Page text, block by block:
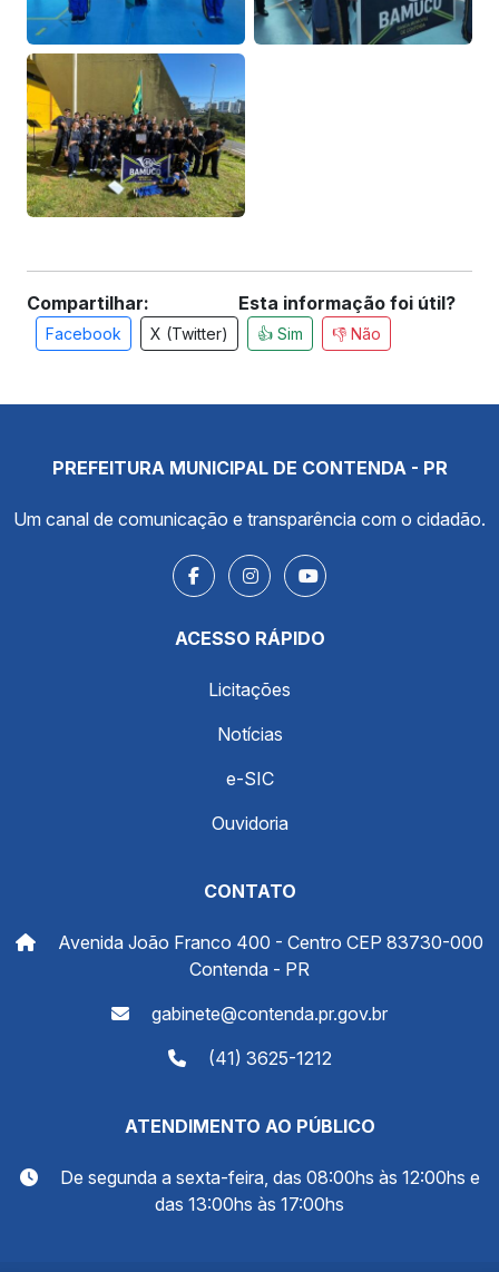
Compartilhar:
Facebook X (Twitter)
Esta informação foi útil?
👍 Sim 👎 Não
PREFEITURA MUNICIPAL DE CONTENDA - PR
Um canal de comunicação e transparência com o cidadão.
ACESSO RÁPIDO
Licitações
Notícias
e-SIC
Ouvidoria
CONTATO
Avenida João Franco 400 - Centro CEP 83730-000
Contenda - PR
gabinete@contenda.pr.gov.br
(41) 3625-1212
ATENDIMENTO AO PÚBLICO
De segunda a sexta-feira, das 08:00hs às 12:00hs e
das 13:00hs às 17:00hs